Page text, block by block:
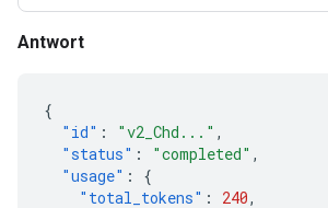
Antwort
{
"id" : "v2_Chd..." ,
"status" : "completed" ,
"usage" :
{
"total_tokens" : 240,